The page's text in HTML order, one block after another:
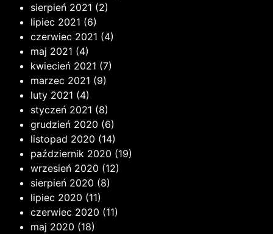
sierpień 2021 (2)
lipiec 2021 (6)
czerwiec 2021 (4)
maj 2021 (4)
kwiecień 2021 (7)
marzec 2021 (9)
luty 2021 (4)
styczeń 2021 (8)
grudzień 2020 (6)
listopad 2020 (14)
październik 2020 (19)
wrzesień 2020 (12)
sierpień 2020 (8)
lipiec 2020 (11)
czerwiec 2020 (11)
maj 2020 (18)